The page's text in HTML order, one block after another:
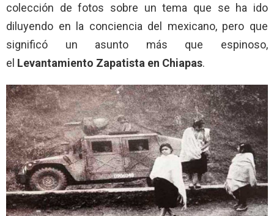
colección de fotos sobre un tema que se ha ido
diluyendo en la conciencia del mexicano, pero que
significó un asunto más que espinoso,
el Levantamiento Zapatista en Chiapas.